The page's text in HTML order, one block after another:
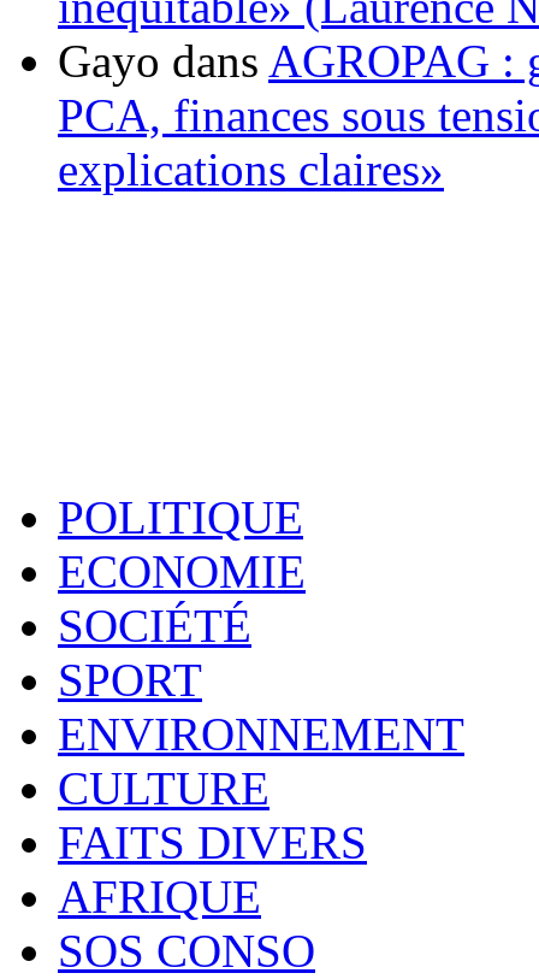
Gayo dans AGROPAG :
PCA, finances sous
explications claires»
POLITIQUE
ECONOMIE
SOCIÉTÉ
SPORT
ENVIRONNEMENT
CULTURE
FAITS DIVERS
AFRIQUE
SOS CONSO